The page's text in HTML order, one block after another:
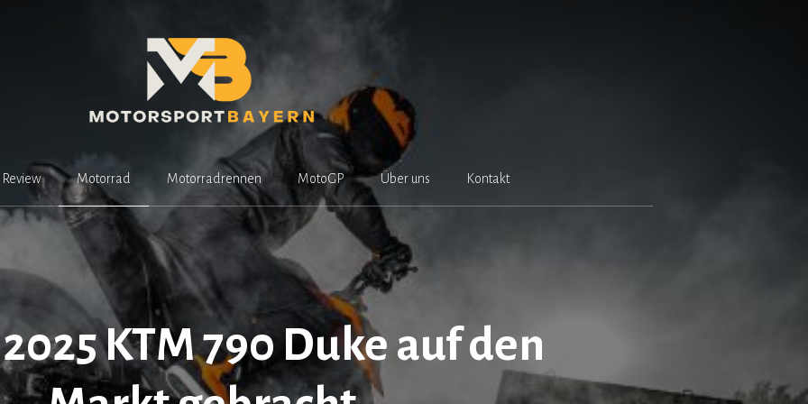
Review Motorrad Motorradrennen MotoGP Über uns Kontakt
KTM 790 Duke auf den